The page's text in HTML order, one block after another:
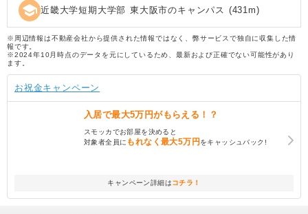
school 近畿大学短期大学部 東大阪市のキャンパス (431m)
※周辺情報は不動産会社から提供された情報ではなく、弊サービスで独自に収集した情
報です。
※2024年10月時点のデータを元にしているため、最新および正確でない可能性があり
ます。
お祝金キャンペーン
入居で最大5万円がもらえる！？
スモッカでお部屋を決めると
対象者全員に もれなく最大5万円をキャッシュバック!
キャンペーン詳細はコチラ！